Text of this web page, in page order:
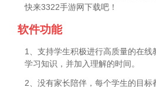
快来3322手游网下载吧！
软件功能
1、支持学生积极进行高质量的在线
学习知识，并加入理解的时间。
2、没有家长陪伴，每个学生的目标